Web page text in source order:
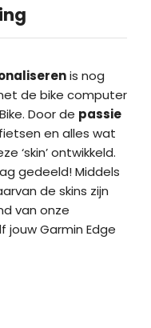
is nog
de bike computer
Door de passie
en alles wat
‘skin’ ontwikkeld.
gedeeld! Middels
de skins zijn
van onze
Garmin Edge